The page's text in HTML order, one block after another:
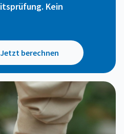
Kein
Jetzt berechnen